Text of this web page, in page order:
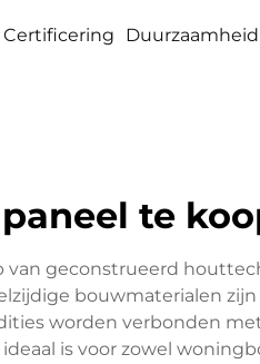
Certificering Duurzaamheid
te
geconstrueerd
bouwmaterialen
worden verbonden
is voor zowel